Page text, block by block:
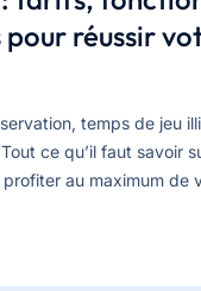
pour réussir
temps de jeu
ce qu’il faut savoir
au maximum de